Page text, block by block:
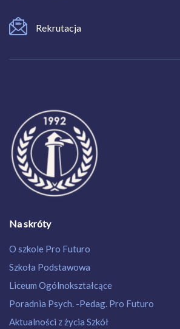
Rekrutacja
Na skróty
O szkole Pro Futuro
Szkoła Podstawowa
Liceum Ogólnokształcące
Poradnia Psych. -Pedag. Pro Futuro
Aktualności z życia Szkół